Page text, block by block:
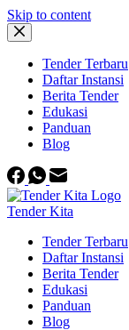
Skip to content
Tender Terbaru
Daftar Instansi
Berita Tender
Edukasi
Panduan
Blog
Tender Kita
Tender Terbaru
Daftar Instansi
Berita Tender
Edukasi
Panduan
Blog